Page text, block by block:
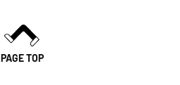
PAGE TOP